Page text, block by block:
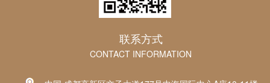
联系方式
CONTACT INFORMATION